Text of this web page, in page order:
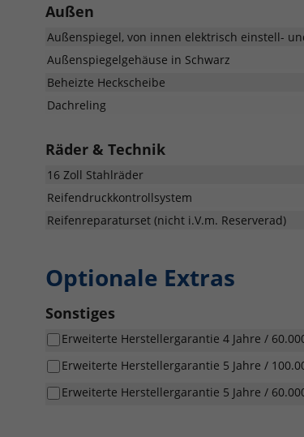
Außen
Außenspiegel, von innen elektrisch einstell-
Außenspiegelgehäuse in Schwarz
Beheizte Heckscheibe
Dachreling
Räder & Technik
16 Zoll Stahlräder
Reifendruckkontrollsystem
Reifenreparaturset (nicht i.V.m. Reserverad)
Optionale Extras
Sonstiges
Erweiterte Herstellergarantie 4 Jahre /
Erweiterte Herstellergarantie 5 Jahre /
Erweiterte Herstellergarantie 5 Jahre /